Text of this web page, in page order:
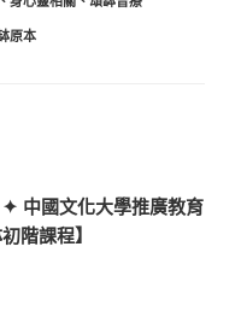
原本
中國文化大學推廣教育
階課程】